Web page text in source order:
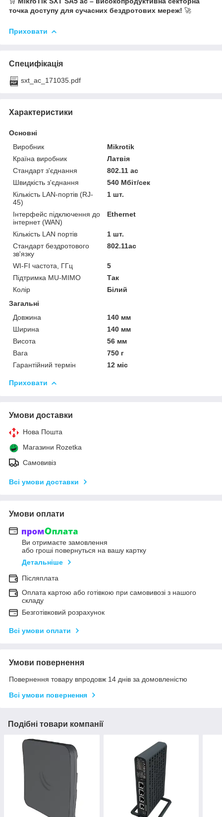
точка доступу для сучасних бездротових мереж! 🚀
Приховати
Специфікація
sxt_ac_171035.pdf
Характеристики
Основні
Виробник
Mikrotik
Країна виробник
Латвія
Стандарт з'єднання
802.11 ac
Швидкість з'єднання
540 Мбіт/сек
Кількість LAN-портів (RJ-
45)
1 шт.
Інтерфейс підключення до
інтернет (WAN)
Ethernet
Кількість LAN портів
1 шт.
Стандарт бездротового
зв'язку
802.11ac
WI-FI частота, ГГц
5
Підтримка MU-MIMO
Так
Колір
Білий
Загальні
Довжина
140 мм
Ширина
140 мм
Висота
56 мм
Вага
750 г
Гарантійний термін
12 міс
Приховати
Умови доставки
Нова Пошта
Магазини Rozetka
Самовивіз
Всі умови доставки
Умови оплати
Ви отримаєте замовлення
або гроші повернуться на вашу картку
Детальніше
Післяплата
Оплата картою або готівкою при самовивозі з нашого
складу
Безготівковий розрахунок
Всі умови оплати
Умови повернення
Повернення товару впродовж 14 днів за домовленістю
Всі умови повернення
Подібні товари компанії